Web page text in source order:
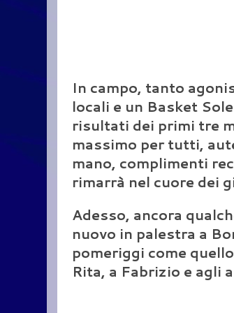
In campo, tanto
locali e un Basket
risultati dei primi tre
massimo per tutti,
mano, complimenti
rimarrà nel cuore dei
Adesso, ancora
nuovo in palestra a
pomeriggi come
Rita, a Fabrizio e agli